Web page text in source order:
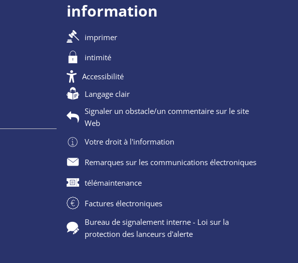
information
imprimer
intimité
Accessibilité
Langage clair
Signaler un obstacle/un commentaire sur le site
Web
Votre droit à l'information
Remarques sur les communications électroniques
télémaintenance
Factures électroniques
Bureau de signalement interne - Loi sur la
protection des lanceurs d'alerte